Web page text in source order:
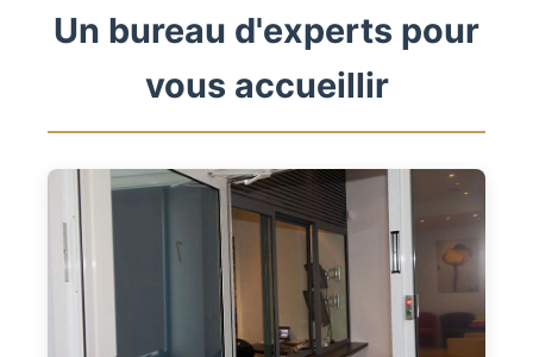
Un bureau d'experts pour
vous accueillir